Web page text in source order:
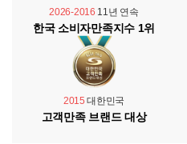
2026-2016 11년 연속
한국 소비자만족지수 1위
2015 대한민국
고객만족 브랜드 대상